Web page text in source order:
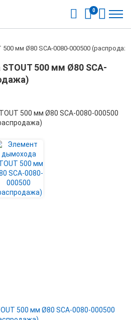
0
мм Ø80 SCA-0080-000500
500 мм Ø80 SCA-